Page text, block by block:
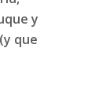
y
que